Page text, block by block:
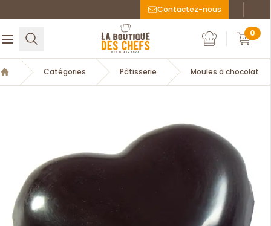
Contactez-nous
Ouvrir le menuRechercher
La Boutique des chefs
Mon compte
Mon
0
Accueil
Catégories Pâtisserie Moules à chocolat